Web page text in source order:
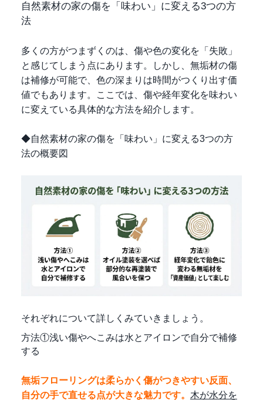
自然素材の家の傷を「味わい」に変える3つの方
法
多くの方がつまずくのは、傷や色の変化を「失敗」
と感じてしまう点にあります。しかし、無垢材の傷
は補修が可能で、色の深まりは時間がつくり出す価
値でもあります。ここでは、傷や経年変化を味わい
に変えている具体的な方法を紹介します。
◆自然素材の家の傷を「味わい」に変える3つの方
法の概要図
それぞれについて詳しくみていきましょう。
方法①浅い傷やへこみは水とアイロンで自分で補修
する
無垢フローリングは柔らかく傷がつきやすい反面、
自分の手で直せる点が大きな魅力です。 木が水分を